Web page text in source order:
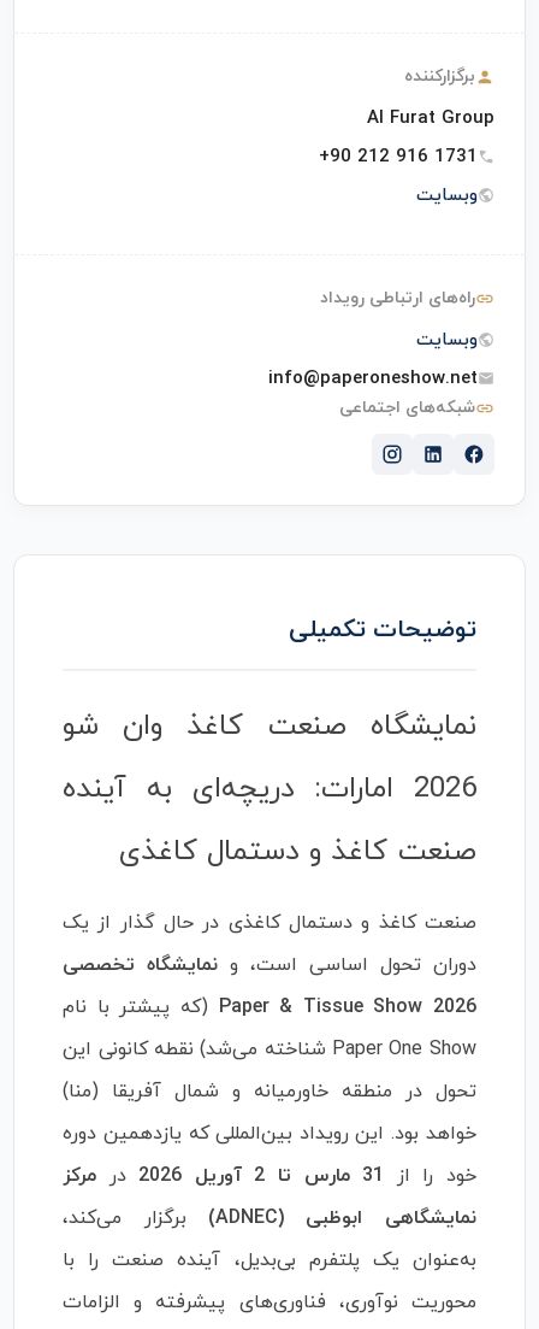
برگزارکننده
Al Furat Group
+90 212 916 1731
وبسایت
راه‌های ارتباطی رویداد
وبسایت
info@paperoneshow.net
شبکه‌های اجتماعی
نمایشگاه صنعت کاغذ وان شو
2026 امارات: دریچه‌ای به آینده
صنعت کاغذ و دستمال کاغذی
صنعت کاغذ و دستمال کاغذی در حال گذار از یک
دوران تحول اساسی است، و نمایشگاه تخصصی
Paper & Tissue Show 2026 (که پیشتر با نام
Paper One Show شناخته می‌شد) نقطه کانونی این
تحول در منطقه خاورمیانه و شمال آفریقا (منا)
خواهد بود. این رویداد بین‌المللی که یازدهمین دوره
خود را از
31 مارس تا 2 آوریل 2026 در مرکز
نمایشگاهی ابوظبی (ADNEC)
برگزار می‌کند،
به‌عنوان یک پلتفرم بی‌بدیل، آینده صنعت را با
محوریت نوآوری، فناوری‌های پیشرفته و الزامات